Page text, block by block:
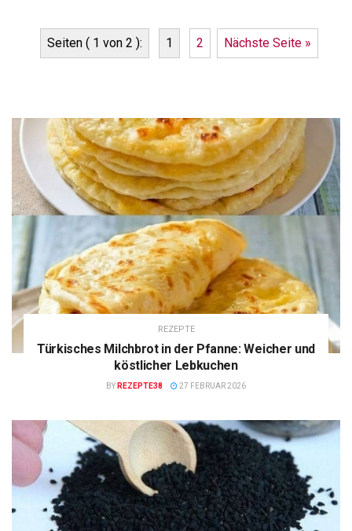
Seiten ( 1 von 2 ): 1 2 Nächste Seite »
REZEPTE
Türkisches Milchbrot in der Pfanne: Weicher und
köstlicher Lebkuchen
BY REZEPTE38 27 FEBRUAR 2026